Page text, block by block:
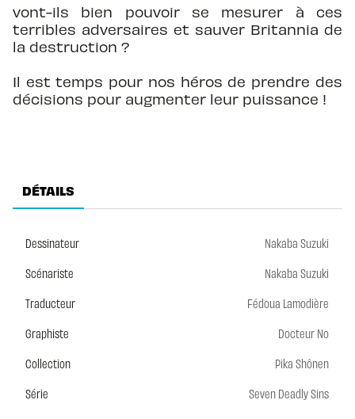
vont-ils bien pouvoir se mesurer à ces
terribles adversaires et sauver Britannia de
la destruction ?
Il est temps pour nos héros de prendre des
décisions pour augmenter leur puissance !
DÉTAILS
Dessinateur
Nakaba Suzuki
Scénariste
Nakaba Suzuki
Traducteur
Fédoua Lamodière
Graphiste
Docteur No
Collection
Pika Shônen
Série
Seven Deadly Sins